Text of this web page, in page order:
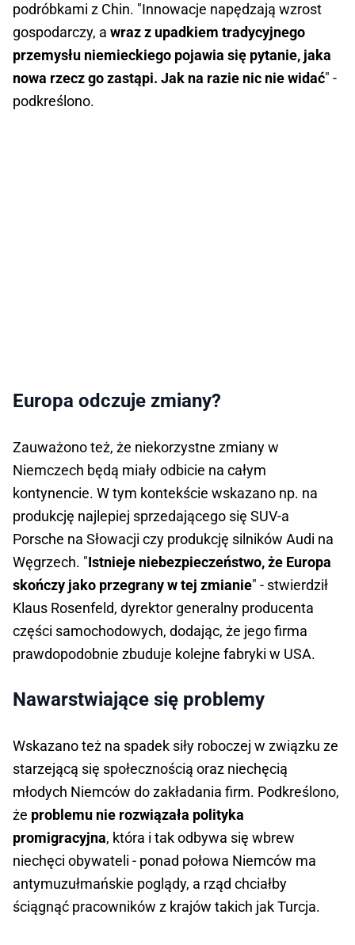
podróbkami z Chin. "Innowacje napędzają wzrost
gospodarczy, a wraz z upadkiem tradycyjnego
przemysłu niemieckiego pojawia się pytanie, jaka
nowa rzecz go zastąpi. Jak na razie nic nie widać" -
podkreślono.
Europa odczuje zmiany?
Zauważono też, że niekorzystne zmiany w
Niemczech będą miały odbicie na całym
kontynencie. W tym kontekście wskazano np. na
produkcję najlepiej sprzedającego się SUV-a
Porsche na Słowacji czy produkcję silników Audi na
Węgrzech. "Istnieje niebezpieczeństwo, że Europa
skończy jako przegrany w tej zmianie" - stwierdził
Klaus Rosenfeld, dyrektor generalny producenta
części samochodowych, dodając, że jego firma
prawdopodobnie zbuduje kolejne fabryki w USA.
Nawarstwiające się problemy
Wskazano też na spadek siły roboczej w związku ze
starzejącą się społecznością oraz niechęcią
młodych Niemców do zakładania firm. Podkreślono,
że problemu nie rozwiązała polityka
promigracyjna, która i tak odbywa się wbrew
niechęci obywateli - ponad połowa Niemców ma
antymuzułmańskie poglądy, a rząd chciałby
ściągnąć pracowników z krajów takich jak Turcja.